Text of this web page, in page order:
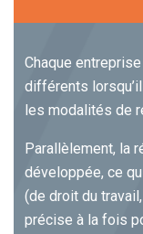
Chaque
différents lorsqu’il
les modalités de
Parallèlement, la
développée, ce
(de droit du
précise à la fois